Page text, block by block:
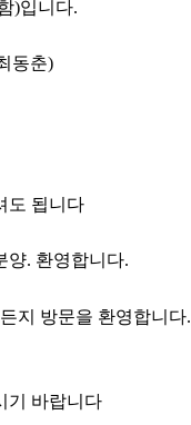
)입니다.
동춘)
도 됩니다
양. 환영합니다.
지 방문을 환영합니다.
기 바랍니다